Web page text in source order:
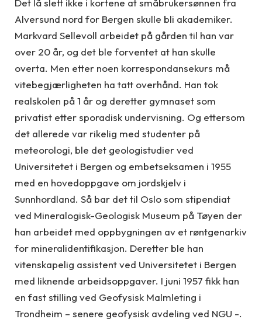
Det lå slett ikke i kortene at småbrukersønnen fra
Alversund nord for Bergen skulle bli akademiker.
Markvard Sellevoll arbeidet på gården til han var
over 20 år, og det ble forventet at han skulle
overta. Men etter noen korrespondansekurs må
vitebegjærligheten ha tatt overhånd. Han tok
realskolen på 1 år og deretter gymnaset som
privatist etter sporadisk undervisning. Og ettersom
det allerede var rikelig med studenter på
meteorologi, ble det geologistudier ved
Universitetet i Bergen og embetseksamen i 1955
med en hovedoppgave om jordskjelv i
Sunnhordland. Så bar det til Oslo som stipendiat
ved Mineralogisk-Geologisk Museum på Tøyen der
han arbeidet med oppbygningen av et røntgenarkiv
for mineralidentifikasjon. Deretter ble han
vitenskapelig assistent ved Universitetet i Bergen
med liknende arbeidsoppgaver. I juni 1957 fikk han
en fast stilling ved Geofysisk Malmleting i
Trondheim – senere geofysisk avdeling ved NGU -.